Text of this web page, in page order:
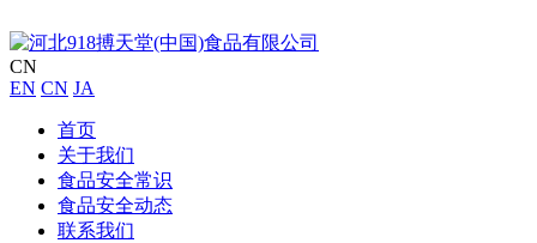
CN
EN CN JA
首页
关于我们
食品安全常识
食品安全动态
联系我们